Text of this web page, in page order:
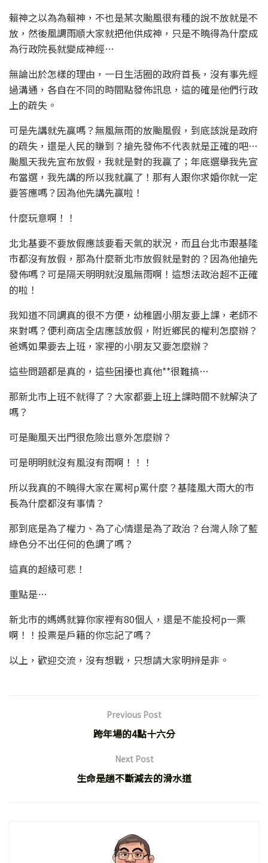
賴神之以為為賴神，不也是某次颱風很有種的說不放就是不
放，然後風調雨順大家就把他供成神，只是不曉得為什麼成
為行政院長就變成神經…
無論出於怎樣的理由，一日生活圈的政府首長，沒有事先經
過溝通，各自在不同的時間點發佈訊息，這的確是他們行政
上的疏失。
可是先講就先贏嗎？無風無雨的放颱風假，到底該說是政府
的疏失，還是人民的賺到？搶先發佈不代表就是正確的吧…
颱風天我先宣布放假，我就是對的我贏了；年底選舉我先宣
布當選，我先講的所以我就贏了！那有人跟你求婚你就一定
要答應嗎？因為他先講先贏啦！
什麼玩意啊！！
北北基要不要放假應該要看天氣的狀況，而且台北市跟基隆
市都沒有放假，那為什麼新北市放假就是對的？因為他搶先
發佈嗎？可是隔天明明就沒風無雨啊！這想法政治超不正確
的啦！
我知道不同調真的很不方便，幼稚園小朋友要上課，老師不
來對嗎？便利商店全店應該放假，附近鄉民的權利怎麼辦？
爸媽如果要去上班，家裡的小朋友又要怎麼辦？
這些問題都是真的，這些困擾也真他**很難搞…
那新北市上班不就得了？大家都要上班上課時間不就解決了
嗎？
可是颱風天出門很危險出意外怎麼辦？
可是明明就沒有風沒有雨啊！！！
所以我真的不曉得大家在罵柯p罵什麼？基隆風大雨大的市
長為什麼都沒有事情？
那到底是為了權力、為了心情還是為了政治？台灣人除了藍
綠色分不出任何的色調了嗎？
這真的超級可悲！
重點是…
新北市的媽媽就算你家裡有80個人，還是不能投柯p一票
啊！！投票是戶籍的你忘記了嗎？
以上，歡迎交流，沒有想戰，只想請大家明辨是非。
Previous Post
跨年場的4點十六分
Next Post
生命是趟不斷減去的滑水道